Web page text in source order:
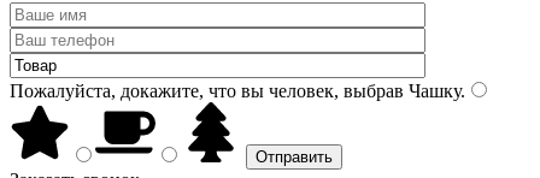
Пожалуйста, докажите, что вы человек, выбрав Чашку.